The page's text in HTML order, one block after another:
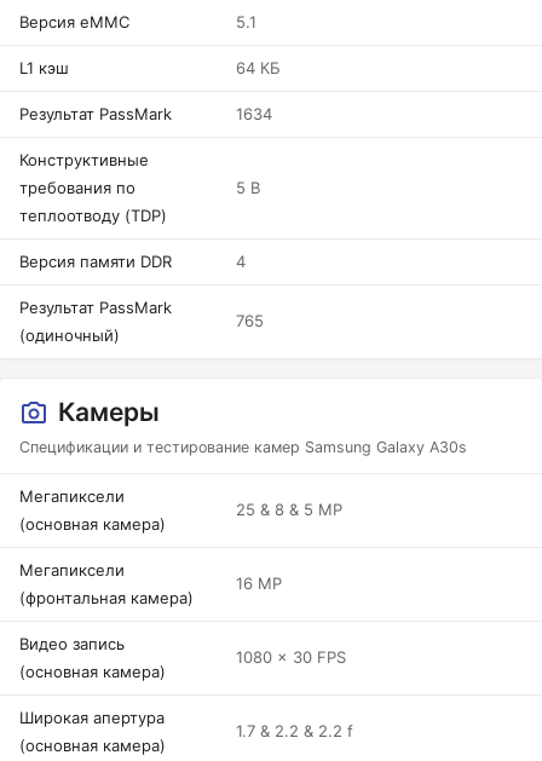
Версия eMMC 5.1
L1 кэш 64 КБ
Результат PassMark 1634
Конструктивные
требования по
теплоотводу (TDP)
5 В
Версия памяти DDR 4
Результат PassMark
(одиночный)
765
Камеры
Спецификации и тестирование камер Samsung Galaxy A30s
Мегапиксели
(основная камера)
25 & 8 & 5 MP
Мегапиксели
(фронтальная камера)
16 MP
Видео запись
(основная камера)
1080 x 30 FPS
Широкая апертура
(основная камера)
1.7 & 2.2 & 2.2 f